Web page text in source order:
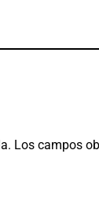
Los campos